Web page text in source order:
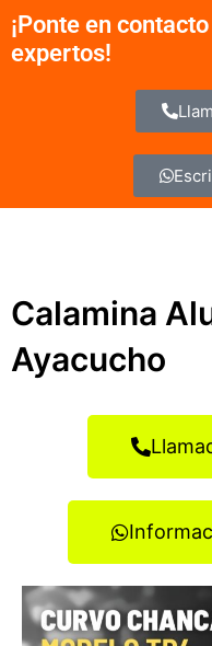
contenido
¡Ponte en
expertos!
Calamina
Ayacucho